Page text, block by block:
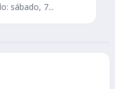
sábado, 7...